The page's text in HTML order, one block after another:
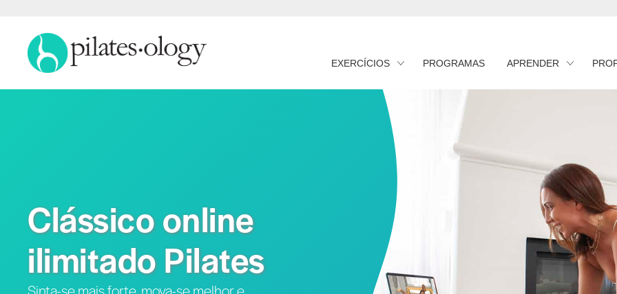
EXERCÍCIOS PROGRAMAS APRENDER
Clássico online
ilimitado Pilates
Sinta-se mais forte, mova-se melhor e